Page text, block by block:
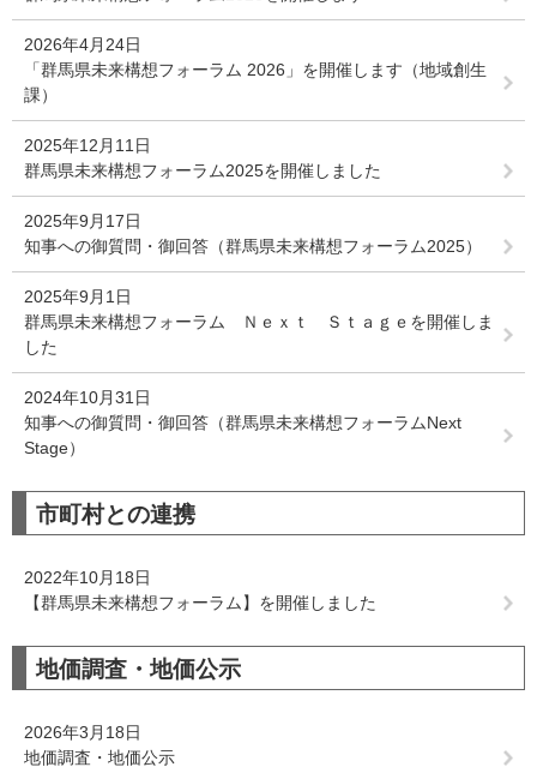
2026年4月24日
「群馬県未来構想フォーラム 2026」を開催します（地域創生
課）
2025年12月11日
群馬県未来構想フォーラム2025を開催しました
2025年9月17日
知事への御質問・御回答（群馬県未来構想フォーラム2025）
2025年9月1日
群馬県未来構想フォーラム Ｎｅｘｔ Ｓｔａｇｅを開催しま
した
2024年10月31日
知事への御質問・御回答（群馬県未来構想フォーラムNext
Stage）
市町村との連携
2022年10月18日
【群馬県未来構想フォーラム】を開催しました
地価調査・地価公示
2026年3月18日
地価調査・地価公示